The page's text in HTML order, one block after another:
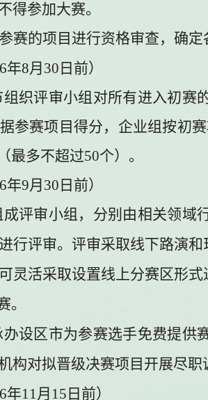
得参加大赛。
赛的项目进行资格审查，确定
年8月 30 日前）
织评审小组对所有进入初赛
参赛项目得分，企业组按初
最多不超过50个）。
年9月 30 日前）
评审小组，分别由相关领域
行评审。评审采取线下路演
灵活采取设置线上分赛区形式
。
设区市为参赛选手免费提供
构对拟晋级决赛项目开展尽职
年11月 15 日前）